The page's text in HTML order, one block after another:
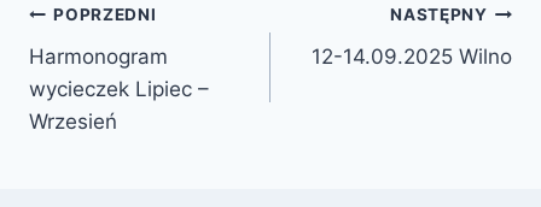
Nawigacja
wpisu
POPRZEDNI
Harmonogram
wycieczek Lipiec –
Wrzesień
NASTĘPNY
12-14.09.2025 Wilno